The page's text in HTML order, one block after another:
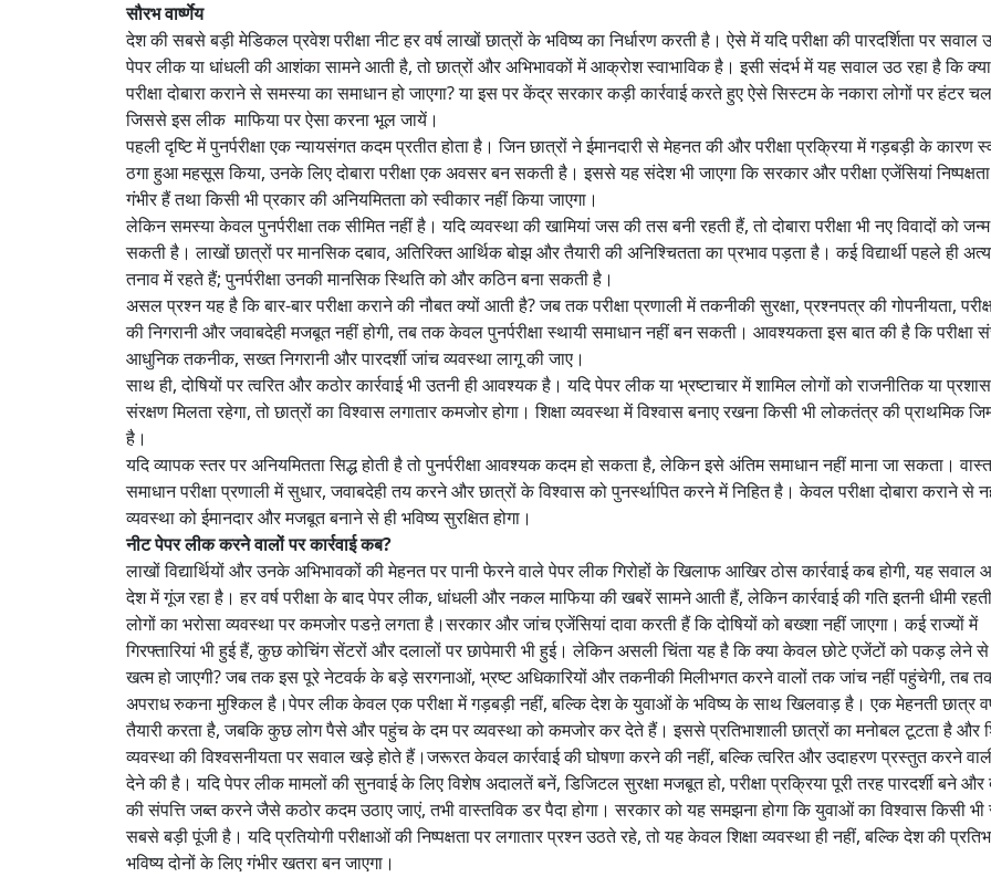
सौरभ वार्ष्णेय
देश की सबसे बड़ी मेडिकल प्रवेश परीक्षा नीट हर वर्ष लाखों छात्रों के भविष्य का निर्धारण करती है। ऐसे में यदि परीक्षा की पारदर्शिता पर सवाल
पेपर लीक या धांधली की आशंका सामने आती है, तो छात्रों और अभिभावकों में आक्रोश स्वाभाविक है। इसी संदर्भ में यह सवाल उठ रहा है कि
परीक्षा दोबारा कराने से समस्या का समाधान हो जाएगा? या इस पर केंद्र सरकार कड़ी कार्रवाई करते हुए ऐसे सिस्टम के नकारा लोगों पर हंटर
जिससे इस लीक माफिया पर ऐसा करना भूल जायें।
पहली दृष्टि में पुनर्परीक्षा एक न्यायसंगत कदम प्रतीत होता है। जिन छात्रों ने ईमानदारी से मेहनत की और परीक्षा प्रक्रिया में गड़बड़ी के कारण
ठगा हुआ महसूस किया, उनके लिए दोबारा परीक्षा एक अवसर बन सकती है। इससे यह संदेश भी जाएगा कि सरकार और परीक्षा एजेंसियां
गंभीर हैं तथा किसी भी प्रकार की अनियमितता को स्वीकार नहीं किया जाएगा।
लेकिन समस्या केवल पुनर्परीक्षा तक सीमित नहीं है। यदि व्यवस्था की खामियां जस की तस बनी रहती हैं, तो दोबारा परीक्षा भी नए विवादों को
सकती है। लाखों छात्रों पर मानसिक दबाव, अतिरिक्त आर्थिक बोझ और तैयारी की अनिश्चितता का प्रभाव पड़ता है। कई विद्यार्थी पहले ही
तनाव में रहते हैं; पुनर्परीक्षा उनकी मानसिक स्थिति को और कठिन बना सकती है।
असल प्रश्न यह है कि बार-बार परीक्षा कराने की नौबत क्यों आती है? जब तक परीक्षा प्रणाली में तकनीकी सुरक्षा, प्रश्नपत्र की गोपनीयता,
की निगरानी और जवाबदेही मजबूत नहीं होगी, तब तक केवल पुनर्परीक्षा स्थायी समाधान नहीं बन सकती। आवश्यकता इस बात की है कि परीक्षा
आधुनिक तकनीक, सख्त निगरानी और पारदर्शी जांच व्यवस्था लागू की जाए।
साथ ही, दोषियों पर त्वरित और कठोर कार्रवाई भी उतनी ही आवश्यक है। यदि पेपर लीक या भ्रष्टाचार में शामिल लोगों को राजनीतिक या
संरक्षण मिलता रहेगा, तो छात्रों का विश्वास लगातार कमजोर होगा। शिक्षा व्यवस्था में विश्वास बनाए रखना किसी भी लोकतंत्र की प्राथमिक
है।
यदि व्यापक स्तर पर अनियमितता सिद्ध होती है तो पुनर्परीक्षा आवश्यक कदम हो सकता है, लेकिन इसे अंतिम समाधान नहीं माना जा सकता।
समाधान परीक्षा प्रणाली में सुधार, जवाबदेही तय करने और छात्रों के विश्वास को पुनर्स्थापित करने में निहित है। केवल परीक्षा दोबारा कराने से
व्यवस्था को ईमानदार और मजबूत बनाने से ही भविष्य सुरक्षित होगा।
नीट पेपर लीक करने वालों पर कार्रवाई कब?
लाखों विद्यार्थियों और उनके अभिभावकों की मेहनत पर पानी फेरने वाले पेपर लीक गिरोहों के खिलाफ आखिर ठोस कार्रवाई कब होगी, यह सवाल
देश में गूंज रहा है। हर वर्ष परीक्षा के बाद पेपर लीक, धांधली और नकल माफिया की खबरें सामने आती हैं, लेकिन कार्रवाई की गति इतनी धीमी
लोगों का भरोसा व्यवस्था पर कमजोर पडऩे लगता है।सरकार और जांच एजेंसियां दावा करती हैं कि दोषियों को बख्शा नहीं जाएगा। कई राज्यों में
गिरफ्तारियां भी हुई हैं, कुछ कोचिंग सेंटरों और दलालों पर छापेमारी भी हुई। लेकिन असली चिंता यह है कि क्या केवल छोटे एजेंटों को पकड़ लेने
खत्म हो जाएगी? जब तक इस पूरे नेटवर्क के बड़े सरगनाओं, भ्रष्ट अधिकारियों और तकनीकी मिलीभगत करने वालों तक जांच नहीं पहुंचेगी, तब
अपराध रुकना मुश्किल है।पेपर लीक केवल एक परीक्षा में गड़बड़ी नहीं, बल्कि देश के युवाओं के भविष्य के साथ खिलवाड़ है। एक मेहनती छात्र
तैयारी करता है, जबकि कुछ लोग पैसे और पहुंच के दम पर व्यवस्था को कमजोर कर देते हैं। इससे प्रतिभाशाली छात्रों का मनोबल टूटता है और
व्यवस्था की विश्वसनीयता पर सवाल खड़े होते हैं।जरूरत केवल कार्रवाई की घोषणा करने की नहीं, बल्कि त्वरित और उदाहरण प्रस्तुत करने
देने की है। यदि पेपर लीक मामलों की सुनवाई के लिए विशेष अदालतें बनें, डिजिटल सुरक्षा मजबूत हो, परीक्षा प्रक्रिया पूरी तरह पारदर्शी बने और
की संपत्ति जब्त करने जैसे कठोर कदम उठाए जाएं, तभी वास्तविक डर पैदा होगा। सरकार को यह समझना होगा कि युवाओं का विश्वास किसी भी
सबसे बड़ी पूंजी है। यदि प्रतियोगी परीक्षाओं की निष्पक्षता पर लगातार प्रश्न उठते रहे, तो यह केवल शिक्षा व्यवस्था ही नहीं, बल्कि देश की
भविष्य दोनों के लिए गंभीर खतरा बन जाएगा।